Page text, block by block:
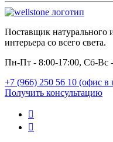
Поставщик натурального
интерьера со всего света.
Пн-Пт - 8:00-17:00, Сб-Вс
+7 (966) 250 56 10 (офис в
Получить консультацию